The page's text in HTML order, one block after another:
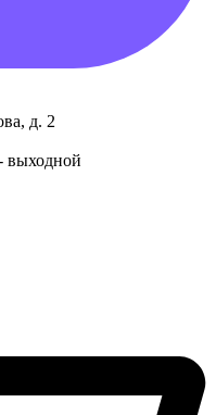
д. 2
выходной